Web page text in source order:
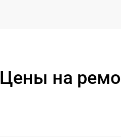
Цены на